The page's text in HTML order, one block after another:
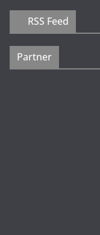
RSS Feed
Partner